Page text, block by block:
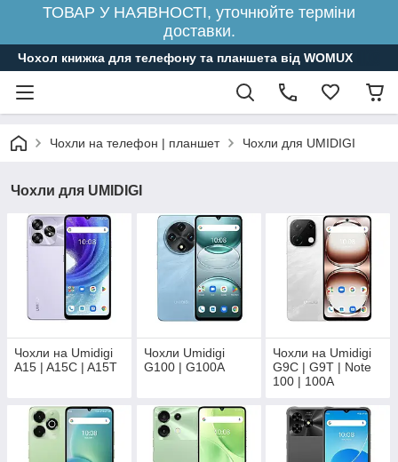
ТОВАР У НАЯВНОСТІ, уточнюйте терміни
доставки.
Чохол книжка для телефону та планшета від WOMUX
Чохли на телефон | планшет Чохли для UMIDIGI
Чохли для UMIDIGI
Чохли на Umidigi
A15 | A15C | A15T
Чохли Umidigi
G100 | G100A
Чохли на Umidigi
G9C | G9T | Note
100 | 100A